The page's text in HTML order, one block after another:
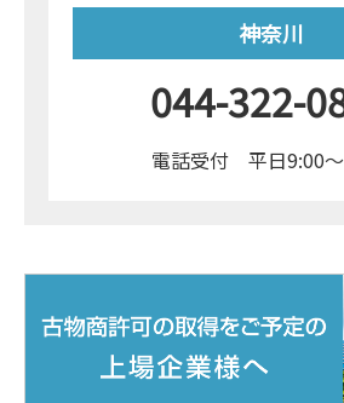
神奈川
044-322-
電話受付 平日9:00